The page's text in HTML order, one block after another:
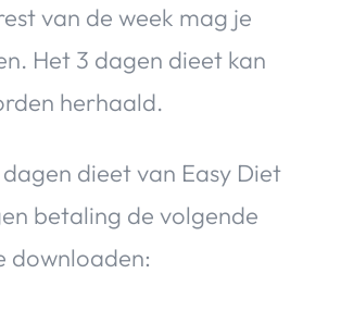
van de week mag je
Het 3 dagen dieet kan
herhaald.
dieet van Easy Diet
betaling de volgende
downloaden: